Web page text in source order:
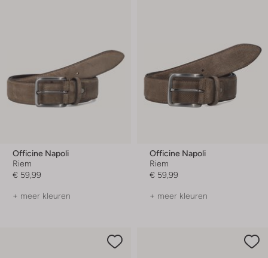
Officine Napoli
Riem
€ 59,99
+ meer kleuren
Officine Napoli
Riem
€ 59,99
+ meer kleuren